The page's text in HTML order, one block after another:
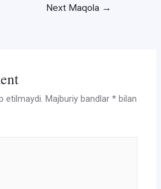
Next Maqola →
etilmaydi. Majburiy bandlar* bilan